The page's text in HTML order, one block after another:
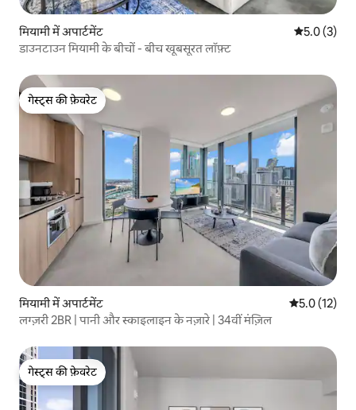
मियामी में अपार्टमेंट औसत रेटिंग 5
5.0 (3)
डाउनटाउन मियामी के बीचों - बीच खूबसूरत लॉफ़्ट
गेस्ट्स की फ़ेवरेट
गेस्ट्स की फ़ेवरेट
मियामी में अपार्टमेंट औसत रेटिंग 5
5.0 (12)
लग्ज़री 2BR | पानी और स्काइलाइन के नज़ारे | 34वीं मंज़िल
गेस्ट्स की फ़ेवरेट
गेस्ट्स की फ़ेवरेट